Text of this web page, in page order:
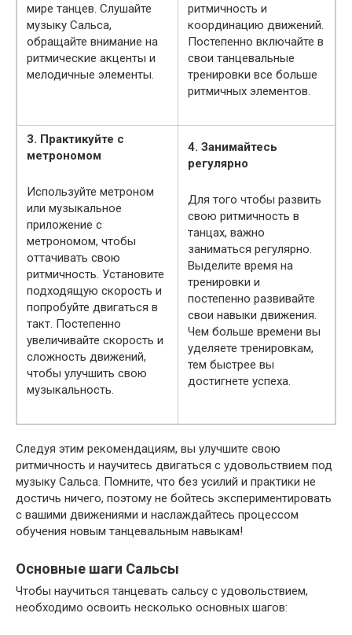
мире танцев. Слушайте
музыку Сальса,
обращайте внимание на
ритмические акценты и
мелодичные элементы.
ритмичность и
координацию движений.
Постепенно включайте в
свои танцевальные
тренировки все больше
ритмичных элементов.
3. Практикуйте с
метрономом
Используйте метроном
или музыкальное
приложение с
метрономом, чтобы
оттачивать свою
ритмичность. Установите
подходящую скорость и
попробуйте двигаться в
такт. Постепенно
увеличивайте скорость и
сложность движений,
чтобы улучшить свою
музыкальность.
4. Занимайтесь
регулярно
Для того чтобы развить
свою ритмичность в
танцах, важно
заниматься регулярно.
Выделите время на
тренировки и
постепенно развивайте
свои навыки движения.
Чем больше времени вы
уделяете тренировкам,
тем быстрее вы
достигнете успеха.
Следуя этим рекомендациям, вы улучшите свою
ритмичность и научитесь двигаться с удовольствием под
музыку Сальса. Помните, что без усилий и практики не
достичь ничего, поэтому не бойтесь экспериментировать
с вашими движениями и наслаждайтесь процессом
обучения новым танцевальным навыкам!
Основные шаги Сальсы
Чтобы научиться танцевать сальсу с удовольствием,
необходимо освоить несколько основных шагов: